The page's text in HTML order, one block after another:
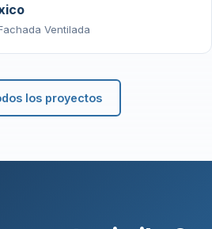
Ventilada
los proyectos